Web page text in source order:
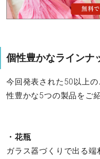
個性豊かなラインナ
今回発表された50以上
性豊かな5つの製品をご
・花瓶
ガラス器づくりで出る